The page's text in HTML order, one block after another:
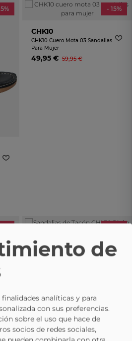
- 15%
CHK10
CHK10 Cuero Mota 03 Sandalias
Para Mujer
49,95 € 59,95 €
CHK10
de
analíticas y para
con sus preferencias.
sobre el uso que hace de
socios de redes sociales,